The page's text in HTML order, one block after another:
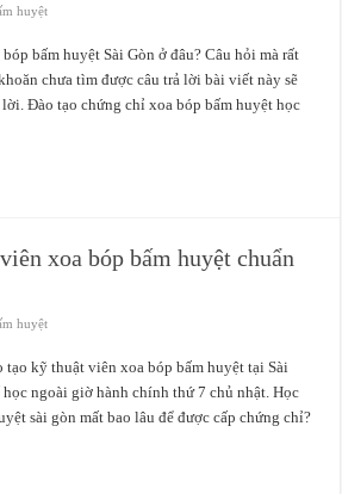
huyệt
bấm huyệt Sài Gòn ở đâu? Câu hỏi mà rất
chưa tìm được câu trả lời bài viết này sẽ
Đào tạo chứng chỉ xoa bóp bấm huyệt học
xoa bóp bấm huyệt chuẩn
huyệt
tạo kỹ thuật viên xoa bóp bấm huyệt tại Sài
học ngoài giờ hành chính thứ 7 chủ nhật. Học
sài gòn mất bao lâu để được cấp chứng chỉ?